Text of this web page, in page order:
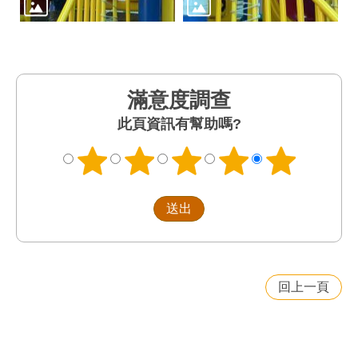
滿意度調查
此頁資訊有幫助嗎?
回上一頁